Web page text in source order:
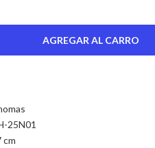
25N01
cm